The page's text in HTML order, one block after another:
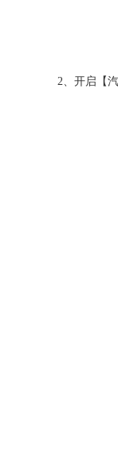
2、开启【